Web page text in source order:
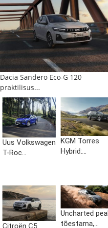
Dacia Sandero Eco-G 120
praktilisus...
Uus Volkswagen
T-Roc...
KGM Torres
Hybrid:...
Citroën C5
Uncharted
tõestama,...